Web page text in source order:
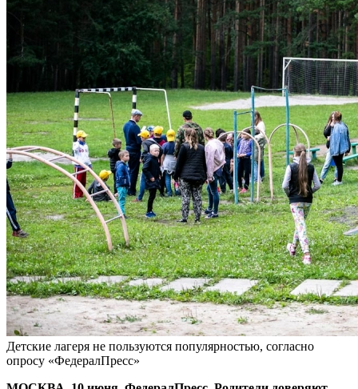
Детские лагеря не пользуются популярностью, согласно
опросу «ФедералПресс»